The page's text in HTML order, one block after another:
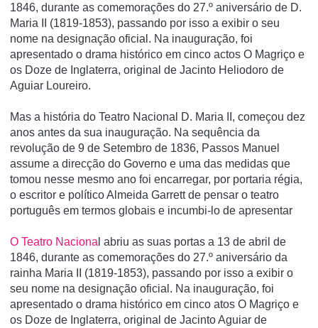
1846, durante as comemorações do 27.º aniversário de D.
Maria II (1819-1853), passando por isso a exibir o seu
nome na designação oficial. Na inauguração, foi
apresentado o drama histórico em cinco actos O Magriço e
os Doze de Inglaterra, original de Jacinto Heliodoro de
Aguiar Loureiro.
Mas a história do Teatro Nacional D. Maria II, começou dez
anos antes da sua inauguração. Na sequência da
revolução de 9 de Setembro de 1836, Passos Manuel
assume a direcção do Governo e uma das medidas que
tomou nesse mesmo ano foi encarregar, por portaria régia,
o escritor e polí­tico Almeida Garrett de pensar o teatro
português em termos globais e incumbi-lo de apresentar
O Teatro Naciona l abriu as suas portas a 13 de abril de
1846, durante as comemorações do 27.º aniversário da
rainha Maria II (1819-1853), passando por isso a exibir o
seu nome na designação oficial. Na inauguração, foi
apresentado o drama histórico em cinco atos O Magriço e
os Doze de Inglaterra, original de Jacinto Aguiar de